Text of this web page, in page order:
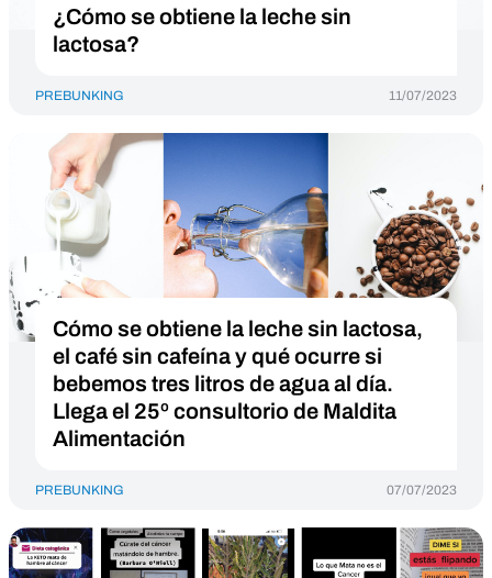
¿Cómo se obtiene la leche sin
lactosa?
PREBUNKING 11/07/2023
Cómo se obtiene la leche sin lactosa,
el café sin cafeína y qué ocurre si
bebemos tres litros de agua al día.
Llega el 25º consultorio de Maldita
Alimentación
PREBUNKING 07/07/2023